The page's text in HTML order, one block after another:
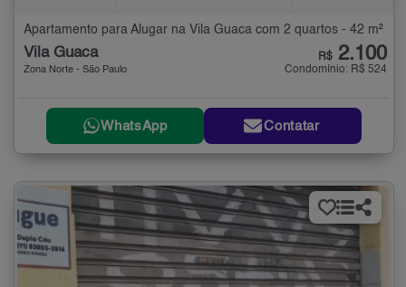
Apartamento para Alugar na Vila Guaca com 2 quartos - 42 m²
Vila Guaca
Zona Norte - São Paulo
R$ 2.100
Condomínio: R$ 524
WhatsApp Contatar